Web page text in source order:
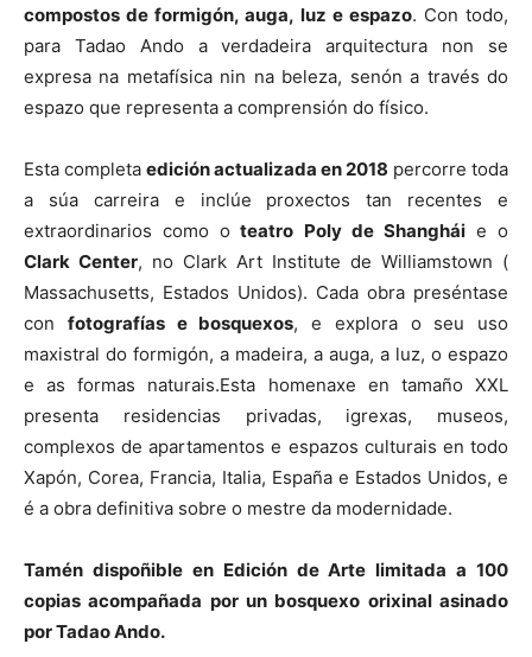
compostos de formigón, auga, luz e espazo. Con todo,
para Tadao Ando a verdadeira arquitectura non se
expresa na metafísica nin na beleza, senón a través do
espazo que representa a comprensión do físico.
Esta completa edición actualizada en 2018 percorre toda
a súa carreira e inclúe proxectos tan recentes e
extraordinarios como o teatro Poly de Shangháie o
Clark Center, no Clark Art Institute de Williamstown (
Massachusetts, Estados Unidos). Cada obra preséntase
con fotografías e bosquexos, e explora o seu uso
maxistral do formigón, a madeira, a auga, a luz, o espazo
e as formas naturais.Esta homenaxe en tamaño XXL
presenta residencias privadas, igrexas, museos,
complexos de apartamentos e espazos culturais en todo
Xapón, Corea, Francia, Italia, España e Estados Unidos, e
é a obra definitiva sobre o mestre da modernidade.
Tamén dispoñible en Edición de Arte limitada a 100
copias acompañada por un bosquexo orixinal asinado
por Tadao Ando.